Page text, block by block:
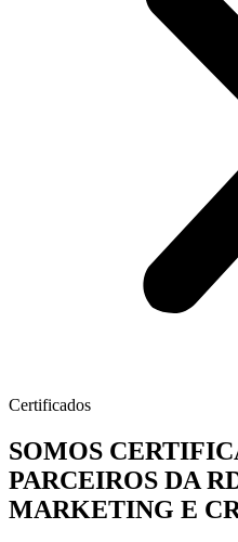
Certificados
SOMOS
PARCEIROS DA
MARKETING E